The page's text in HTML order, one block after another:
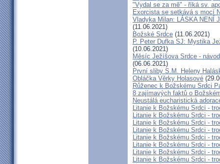
"Vydal se za mě" - říká sv.
Exorcista se setkává s mocí
Vladyka Milan: LÁSKA NENÍ
(11.06.2021)
Božské Srdce (11.06.2021)
P. Peter Dufka SJ: Mystika
(10.06.2021)
Měsíc Ježíšova Srdce -
(06.06.2021)
První sliby S.M. Heleny
Obláčka Věrky Holasové
Růženec k Božskému Srdci
8 zajímavých faktů o
Neustálá eucharistická
Litanie k Božskému Srdci -
Litanie k Božskému Srdci -
Litanie k Božskému Srdci -
Litanie k Božskému Srdci -
Litanie k Božskému Srdci -
Litanie k Božskému Srdci -
Litanie k Božskému Srdci -
Litanie k Božskému Srdci -